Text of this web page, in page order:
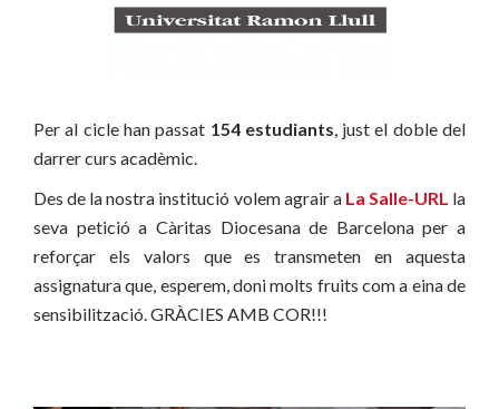
Per al cicle han passat 154 estudiants, just el doble del
darrer curs acadèmic.
Des de la nostra institució volem agrair a La Salle-URL la
seva petició a Càritas Diocesana de Barcelona per a
reforçar els valors que es transmeten en aquesta
assignatura que, esperem, doni molts fruits com a eina de
sensibilització. GRÀCIES AMB COR!!!